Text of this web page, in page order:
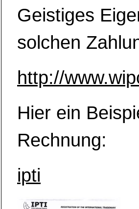
Geistiges
solchen
http://
Hier ein
Rechnung:
ipti